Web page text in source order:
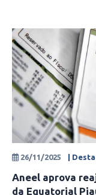
26/11/2025 |
Aneel aprova
da Equatorial